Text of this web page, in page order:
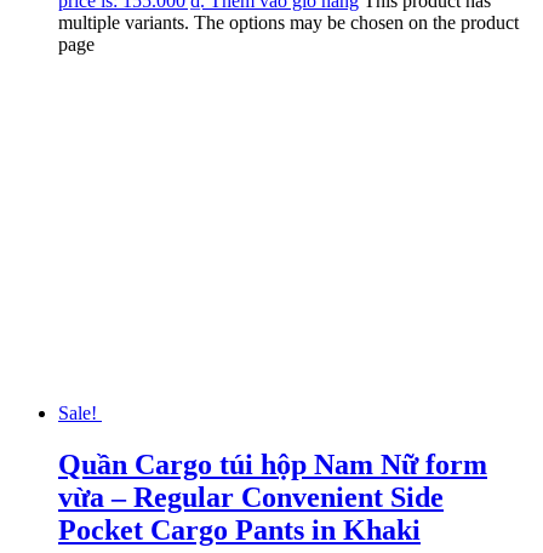
multiple variants. The options may be chosen on the product
page
Sale!
Quần Cargo túi hộp Nam Nữ form
vừa – Regular Convenient Side
Pocket Cargo Pants in Khaki